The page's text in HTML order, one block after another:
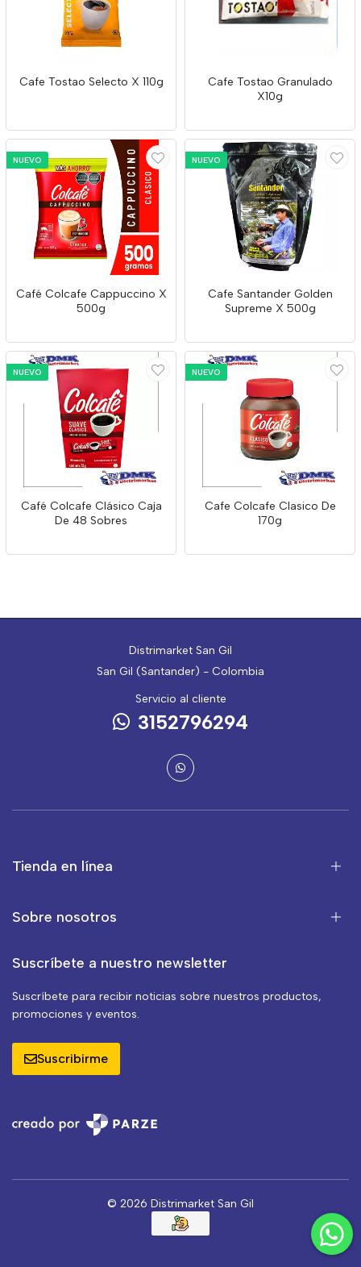
Cafe Tostao Selecto X 110g
Cafe Tostao Granulado
X10g
NUEVO
Café Colcafe Cappuccino X
500g
NUEVO
Cafe Santander Golden
Supreme X 500g
NUEVO
Café Colcafe Clásico Caja
De 48 Sobres
NUEVO
Cafe Colcafe Clasico De
170g
Distrimarket San Gil
San Gil (Santander) - Colombia
Servicio al cliente
3152796294
Tienda en línea
Sobre nosotros
Suscríbete a nuestro newsletter
Suscríbete para recibir noticias sobre nuestros productos,
promociones y eventos.
Suscribirme
© 2026 Distrimarket San Gil